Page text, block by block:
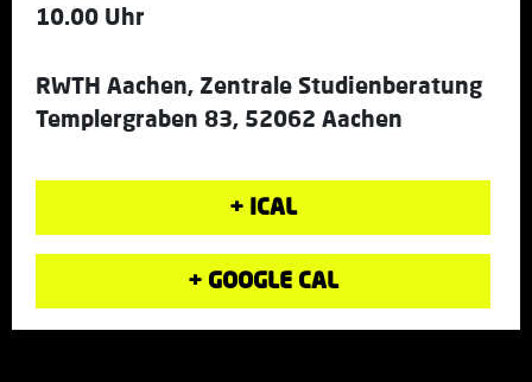
10.00 Uhr
RWTH Aachen, Zentrale Studienberatung
Templergraben 83, 52062 Aachen
+ ICAL
+ GOOGLE CAL